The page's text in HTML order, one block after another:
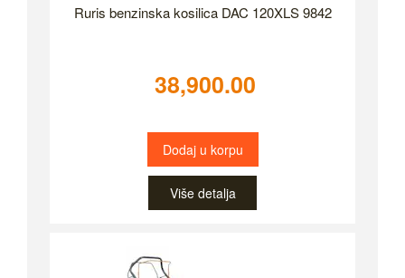
Ruris benzinska kosilica DAC 120XLS 9842
38,900.00
Dodaj u korpu
Više detalja